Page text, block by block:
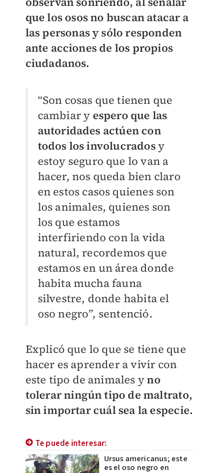
quelos osos no buscan atacar a
las personas y sólo responden
ante acciones de los propios
ciudadanos.
“Son cosas que tienen que
cambiar y espero que las
autoridades actúen con
todos los involucradosy
estoy seguro que lo van a
hacer, nos queda bien claro
en estos casos quienes son
los animales, quienes son
los que estamos
interfiriendo con la vida
natural, recordemos que
estamos en un área donde
habita mucha fauna
silvestre, donde habita el
oso negro”, sentenció.
Explicó que lo que se tiene que
hacer es aprender a vivir con
este tipo de animales yno
tolerar ningún tipo de maltrato,
sin importar cuál sea la especie.
Te puede interesar:
Ursus americanus; este
es el oso negro en